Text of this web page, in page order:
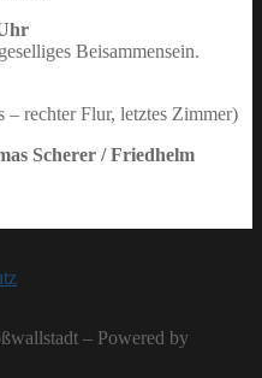
Beisammensein.
– rechter Flur, letztes Zimmer)
Scherer / Friedhelm
– Powered by